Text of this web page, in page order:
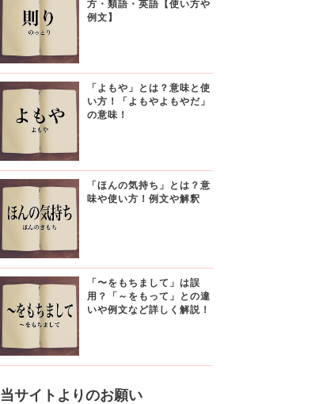
方・類語・英語【使い方や
例文】
「よもや」とは？意味と使
い方！「よもやよもやだ」
の意味！
「ほんの気持ち」とは？意
味や使い方！例文や解釈
「〜をもちまして」は誤
用？「～をもって」との違
いや例文など詳しく解説！
当サイトよりのお願い